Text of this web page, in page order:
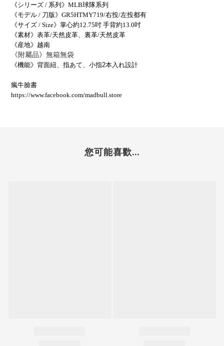
《シリーズ / 系列》MLB球隊系列
《モデル / 刀版》GR5HTMY719/右投/左投都有
《サイズ / Size》掌心約12.75吋 手背約13.0吋
《素材》表革/天然皮革、裏革/天然皮革
《産地》越南
《附屬品》無箱無袋
《機能》 背面紐、指あて、小指2本入れ設計
瘋牛臉書
https://www.facebook.com/madbull.store
您可能喜歡...